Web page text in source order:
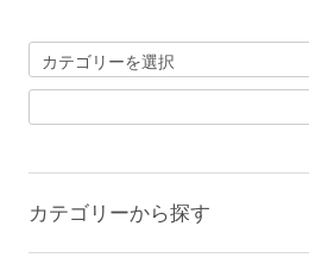
カテゴリーから探す